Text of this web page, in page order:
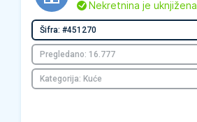
L Nekretnina je uknjižena
Šifra: #451270
Pregledano: 16.777
Kategorija: Kuće